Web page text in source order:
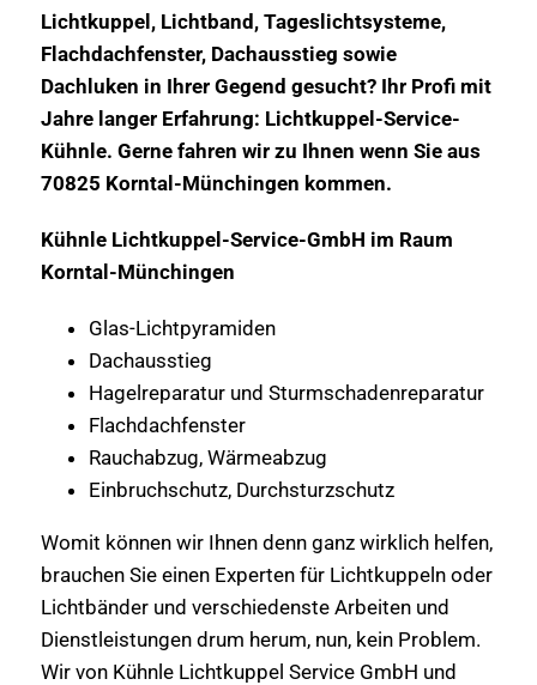
Lichtkuppel, Lichtband, Tageslichtsysteme,
Flachdachfenster, Dachausstieg sowie
Dachluken in Ihrer Gegend gesucht? Ihr Profi mit
Jahre langer Erfahrung: Lichtkuppel-Service-
Kühnle. Gerne fahren wir zu Ihnen wenn Sie aus
70825 Korntal-Münchingen kommen.
Kühnle Lichtkuppel-Service-GmbH im Raum
Korntal-Münchingen
Glas-Lichtpyramiden
Dachausstieg
Hagelreparatur und Sturmschadenreparatur
Flachdachfenster
Rauchabzug, Wärmeabzug
Einbruchschutz, Durchsturzschutz
Womit können wir Ihnen denn ganz wirklich helfen,
brauchen Sie einen Experten für Lichtkuppeln oder
Lichtbänder und verschiedenste Arbeiten und
Dienstleistungen drum herum, nun, kein Problem.
Wir von Kühnle Lichtkuppel Service GmbH und